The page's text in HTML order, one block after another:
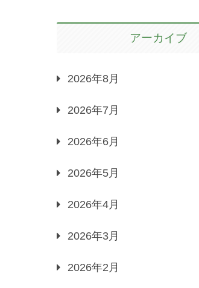
アーカイブ
2026年8月
2026年7月
2026年6月
2026年5月
2026年4月
2026年3月
2026年2月